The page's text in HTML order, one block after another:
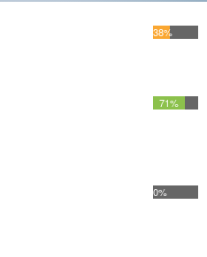
38%
71%
0%